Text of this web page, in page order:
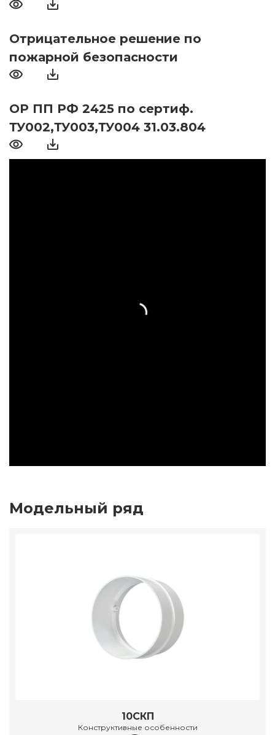
Отрицательное решение по
пожарной безопасности
ОР ПП РФ 2425 по сертиф.
ТУ002,ТУ003,ТУ004 31.03.804
Модельный ряд
10СКП
Конструктивные особенности